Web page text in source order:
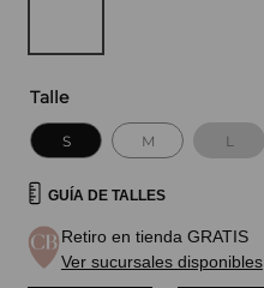
Talle
S M L
GUÍA DE TALLES
Retiro en tienda GRATIS
Ver sucursales disponibles